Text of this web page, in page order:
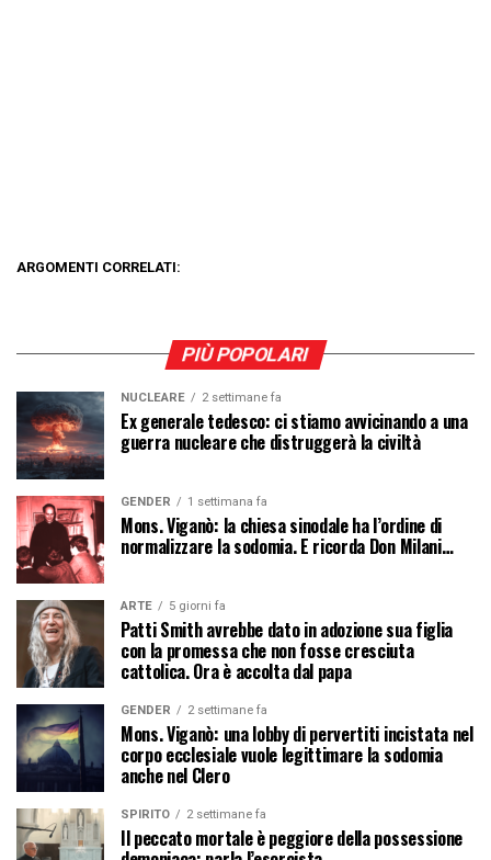
ARGOMENTI CORRELATI:
PIÙ POPOLARI
NUCLEARE 2 settimane fa
Ex generale tedesco: ci stiamo avvicinando a una
guerra nucleare che distruggerà la civiltà
GENDER 1 settimana fa
Mons. Viganò: la chiesa sinodale ha l’ordine di
normalizzare la sodomia. E ricorda Don Milani…
ARTE 5 giorni fa
Patti Smith avrebbe dato in adozione sua figlia
con la promessa che non fosse cresciuta
cattolica. Ora è accolta dal papa
GENDER 2 settimane fa
Mons. Viganò: una lobby di pervertiti incistata nel
corpo ecclesiale vuole legittimare la sodomia
anche nel Clero
SPIRITO 2 settimane fa
Il peccato mortale è peggiore della possessione